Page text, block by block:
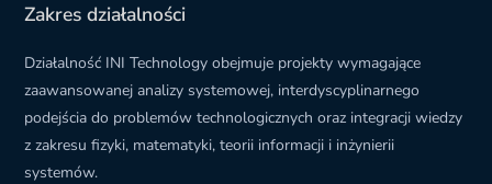
Zakres działalności
Działalność INI Technology obejmuje projekty wymagające
zaawansowanej analizy systemowej, interdyscyplinarnego
podejścia do problemów technologicznych oraz integracji wiedzy
z zakresu fizyki, matematyki, teorii informacji i inżynierii
systemów.